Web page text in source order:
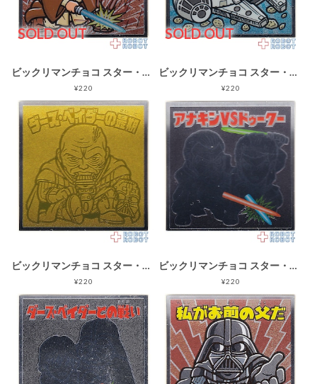
SOLD OUT
ビックリマンチョコ スター・ウォーズ 名シーン総集編 コレクターシール NO.03カミーノの戦い
¥220
SOLD OUT
ビックリマンチョコ スター・ウォーズ 名シーン総集編 コレクターシール No.13小惑星帯突入！
¥220
ビックリマンチョコ スター・ウォーズ 名シーン総集編 コレクターシール No.24ダース・ベイダーの最期
¥220
ビックリマンチョコ スター・ウォーズ 名シーン総集編 コレクターシール No.05アナキンVSドゥークー
¥220